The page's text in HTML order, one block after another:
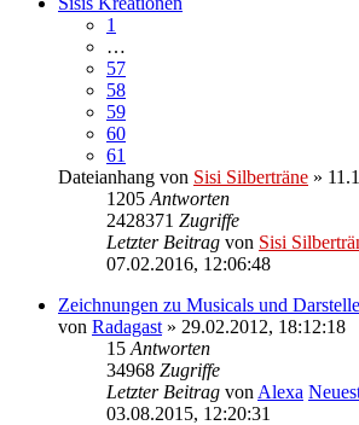
1
…
57
58
59
60
61
Dateianhang von Sisi Silberträne »
1205 Antworten
2428371 Zugriffe
Letzter Beitrag von Sisi
07.02.2016, 12:06:48
Zeichnungen zu Musicals und
von Radagast » 29.02.2012, 18:12:18
15 Antworten
34968 Zugriffe
Letzter Beitrag von Alexa
03.08.2015, 12:20:31